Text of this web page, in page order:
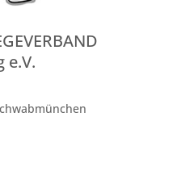
e.V.